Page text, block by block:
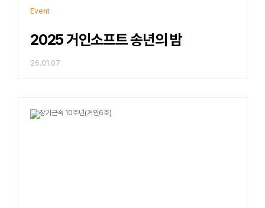
Event
2025 거인소프트 송년의 밤
26.01.07